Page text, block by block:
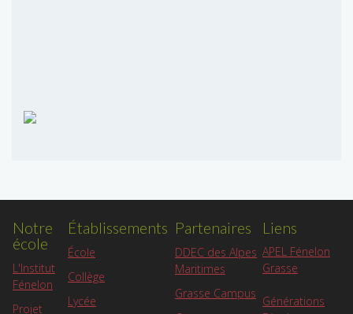
Notre
école
L'Institut
Fénelon
Projet
Établissements
École
Collège
Lycée
Partenaires
DDEC des Alpes
Maritimes
Grasse Campus
Liens
APEL Fénelon
Grasse
Générations